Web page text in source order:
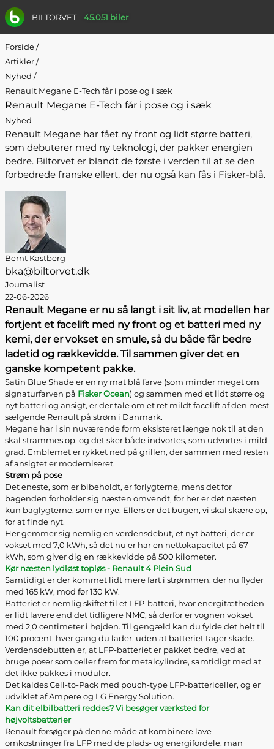
BILTORVET 45.051 biler
Forside/
Artikler/
Nyhed /
Renault Megane E-Tech får i pose og i sæk
Renault Megane E-Tech får i pose og i sæk
Nyhed
Renault Megane har fået ny front og lidt større batteri,
som debuterer med ny teknologi, der pakker energien
bedre. Biltorvet er blandt de første i verden til at se den
forbedrede franske ellert, der nu også kan fås i Fisker-blå.
Bernt Kastberg
bka@biltorvet.dk
Journalist
22-06-2026
Renault Megane er nu så langt i sit liv, at modellen har
fortjent et facelift med ny front og et batteri med ny
kemi, der er vokset en smule, så du både får bedre
ladetid og rækkevidde. Til sammen giver det en
ganske kompetent pakke.
Satin Blue Shade er en ny mat blå farve (som minder meget om
signaturfarven på Fisker Ocean) og sammen med et lidt større og
nyt batteri og ansigt, er der tale om et ret mildt facelift af den mest
sælgende Renault på strøm i Danmark.
Megane har i sin nuværende form eksisteret længe nok til at den
skal strammes op, og det sker både indvortes, som udvortes i mild
grad. Emblemet er rykket ned på grillen, der sammen med resten
af ansigtet er moderniseret.
Strøm på pose
Det eneste, som er bibeholdt, er forlygterne, mens det for
bagenden forholder sig næsten omvendt, for her er det næsten
kun baglygterne, som er nye. Ellers er det bugen, vi skal skære op,
for at finde nyt.
Her gemmer sig nemlig en verdensdebut, et nyt batteri, der er
vokset med 7,0 kWh, så det nu er har en nettokapacitet på 67
kWh, som giver dig en rækkevidde på 500 kilometer.
Kør næsten lydløst topløs - Renault 4 Plein Sud
Samtidigt er der kommet lidt mere fart i strømmen, der nu flyder
med 165 kW, mod før 130 kW.
Batteriet er nemlig skiftet til et LFP-batteri, hvor energitætheden
er lidt lavere end det tidligere NMC, så derfor er vognen vokset
med 2,0 centimeter i højden. Til gengæld kan du fylde det helt til
100 procent, hver gang du lader, uden at batteriet tager skade.
Verdensdebutten er, at LFP-batteriet er pakket bedre, ved at
bruge poser som celler frem for metalcylindre, samtidigt med at
det ikke pakkes i moduler.
Det kaldes Cell-to-Pack med pouch-type LFP-battericeller, og er
udviklet af Ampere og LG Energy Solution.
Kan dit elbilbatteri reddes? Vi besøger værksted for
højvoltsbatterier
Renault forsøger på denne måde at kombinere lave
omkostninger fra LFP med de plads- og energifordele, man